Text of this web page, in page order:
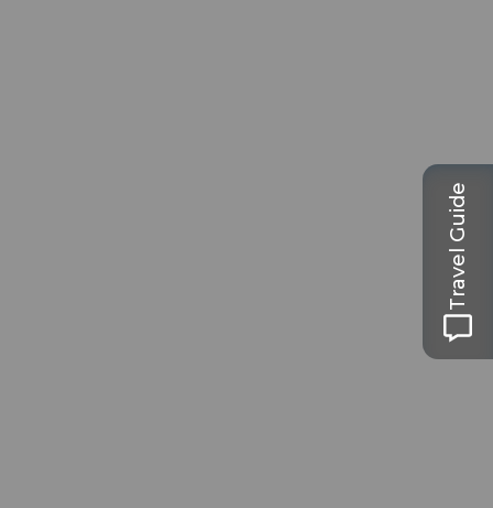
Travel Guide